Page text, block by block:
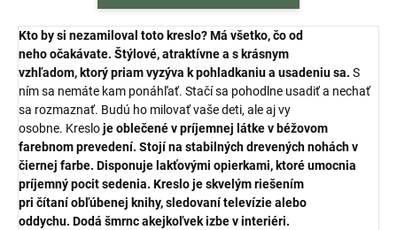
Kto by si nezamiloval toto kreslo?Má všetko, čo od
nehoočakávate. Štýlové, atraktívne a s krásnym
vzhľadom, ktorý priam vyzýva kpohladkaniu a usadeniu sa. S
ním sa nemáte kam ponáhľať. Stačí sa pohodlne usadiť a nechať
sa rozmaznať. Budú ho milovať vaše deti, ale aj vy
osobne. Kresloje oblečené v príjemnej látke v béžovom
farebnom prevedení. Stojí na stabilnýchdrevených nohách v
čiernej farbe. Disponuje lakťovými opierkami, ktoré umocnia
príjemný pocit sedenia. Kreslo je skvelým riešením
pri čítaníobľúbenej knihy,sledovaní televízie alebo
oddychu. Dodá šmrnc akejkoľvek izbe v interiéri.